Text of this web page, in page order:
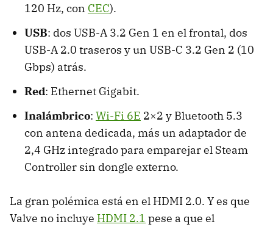
120 Hz, con CEC).
USB: dos USB-A 3.2 Gen 1 en el frontal, dos
USB-A 2.0 traseros y un USB-C 3.2 Gen 2 (10
Gbps) atrás.
Red: Ethernet Gigabit.
Inalámbrico: Wi-Fi 6E 2×2 y Bluetooth 5.3
con antena dedicada, más un adaptador de
2,4 GHz integrado para emparejar el Steam
Controller sin dongle externo.
La gran polémica está en el HDMI 2.0. Y es que
Valve no incluye HDMI 2.1 pese a que el